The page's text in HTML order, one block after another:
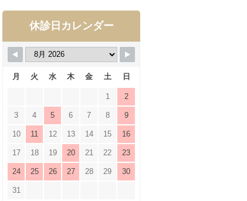
休診日カレンダー
月 火 水 木 金 土 日
1 2
3 4 5 6 7 8 9
10 11 12 13 14 15 16
17 18 19 20 21 22 23
24 25 26 27 28 29 30
31